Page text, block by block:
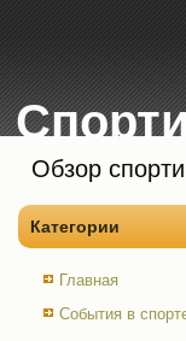
Обзор
Категории
Главная
События в